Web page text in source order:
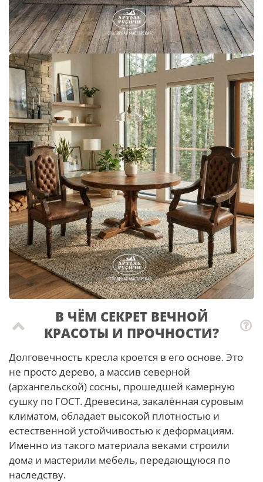
В ЧЁМ СЕКРЕТ ВЕЧНОЙ
КРАСОТЫ И ПРОЧНОСТИ?
Долговечность кресла кроется в его основе. Это
не просто дерево, а массив северной
(архангельской) сосны, прошедшей камерную
сушку по ГОСТ. Древесина, закалённая суровым
климатом, обладает высокой плотностью и
естественной устойчивостью к деформациям.
Именно из такого материала веками строили
дома и мастерили мебель, передающуюся по
наследству.